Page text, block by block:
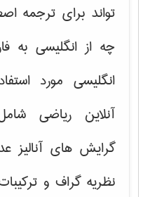
تواند برای ترجمه
چه از انگلیسی به
انگلیسی مورد
آنلاین ریاضی
گرایش های
نظریه گراف و